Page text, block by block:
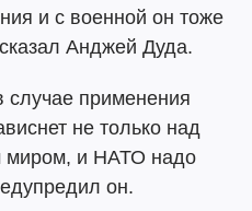
и с военной он тоже
Анджей Дуда.
случае применения
не только над
миром, и НАТО надо
он.